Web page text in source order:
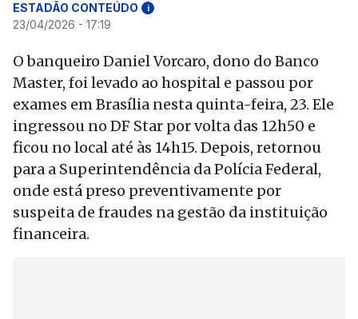
ESTADÃO CONTEÚDO i
23/04/2026 - 17:19
O banqueiro Daniel Vorcaro, dono do Banco
Master, foi levado ao hospital e passou por
exames em Brasília nesta quinta-feira, 23. Ele
ingressou no DF Star por volta das 12h50 e
ficou no local até às 14h15. Depois, retornou
para a Superintendência da Polícia Federal,
onde está preso preventivamente por
suspeita de fraudes na gestão da instituição
financeira.